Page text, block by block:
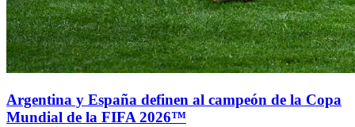
Argentina y España definen al campeón de la Copa
Mundial de la FIFA 2026™